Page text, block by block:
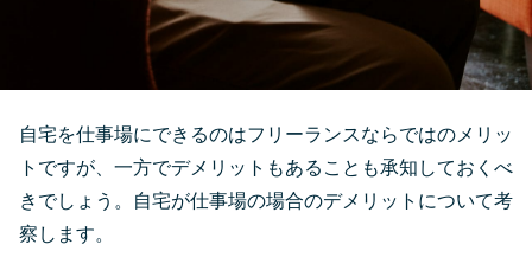
自宅を仕事場にできるのはフリーランスならではのメリッ
トですが、一方でデメリットもあることも承知しておくべ
きでしょう。自宅が仕事場の場合のデメリットについて考
察します。